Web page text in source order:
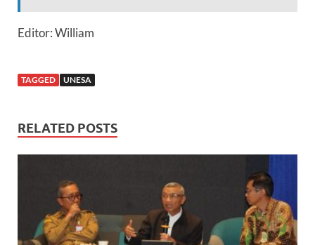
Editor: William
TAGGED UNESA
RELATED POSTS